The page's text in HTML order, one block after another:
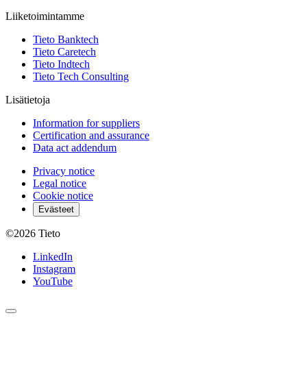
Liiketoimintamme
Tieto Banktech
Tieto Caretech
Tieto Indtech
Tieto Tech Consulting
Lisätietoja
Information for suppliers
Certification and assurance
Data act addendum
Privacy notice
Legal notice
Cookie notice
Evästeet
©2026 Tieto
LinkedIn
Instagram
YouTube